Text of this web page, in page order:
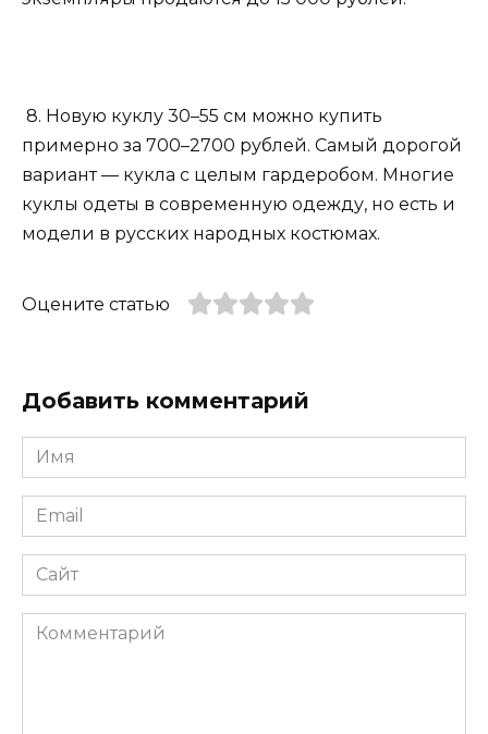
8. Новую куклу 30–55 см можно купить
примерно за 700–2700 рублей. Самый дорогой
вариант — кукла с целым гардеробом. Многие
куклы одеты в современную одежду, но есть и
модели в русских народных костюмах.
Оцените статью
Добавить комментарий
Имя
*
Email
*
Сайт
Комментарий